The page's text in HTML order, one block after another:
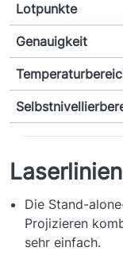
Lotpunkte
Genauigkeit
Die Stand-
Projizieren
sehr einfach.